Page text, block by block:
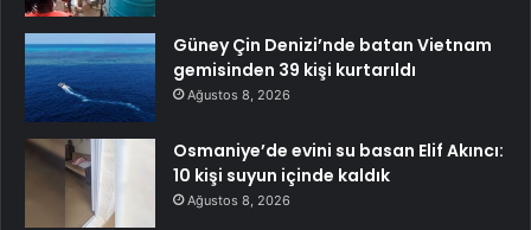
Güney Çin Denizi’nde batan Vietnam
gemisinden 39 kişi kurtarıldı
Ağustos 8, 2026
Osmaniye’de evini su basan Elif Akıncı:
10 kişi suyun içinde kaldık
Ağustos 8, 2026